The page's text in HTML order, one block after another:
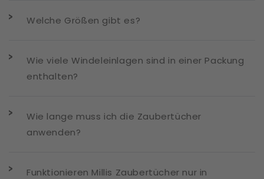
Welche Größen gibt es?
Wie viele Windeleinlagen sind in einer Packung
enthalten?
Wie lange muss ich die Zaubertücher
anwenden?
Funktionieren Millis Zaubertücher nur in